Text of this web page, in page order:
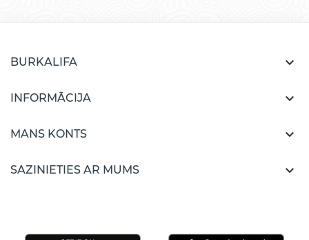
BURKALIFA 
INFORMĀCIJA 
MANS KONTS 
SAZINIETIES AR MUMS 